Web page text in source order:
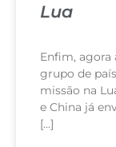
Lua
Enfim,
grupo de
missão na
e China já
[…]